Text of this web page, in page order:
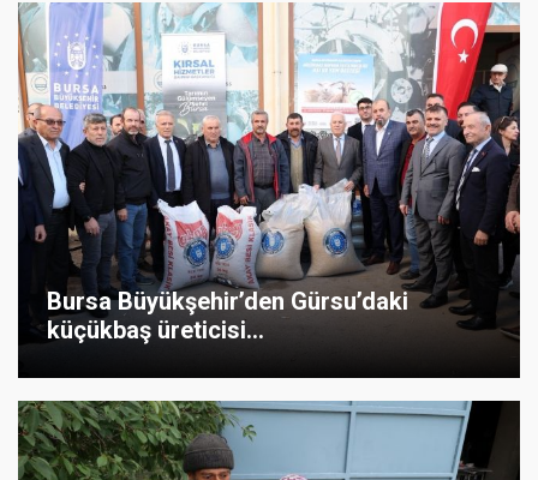
Bursa Büyükşehir’den Gürsu’daki
küçükbaş üreticisi...